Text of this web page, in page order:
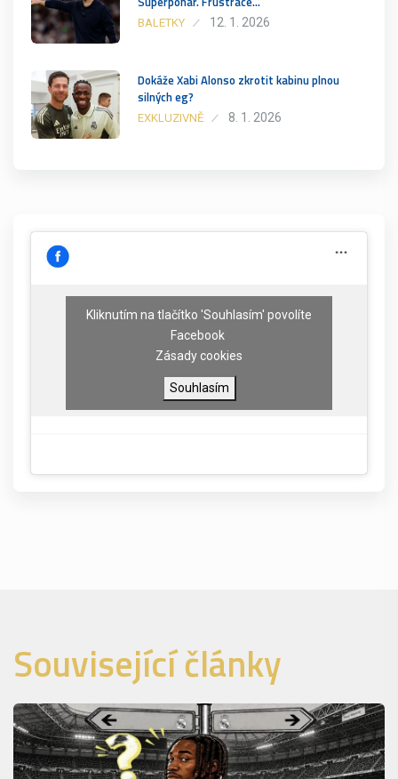
BALETKY 12. 1. 2026
Dokáže Xabi Alonso zkrotit kabinu plnou
silných eg?
EXKLUZIVNĚ 8. 1. 2026
Kliknutím na tlačítko 'Souhlasím' povolíte
Facebook
Zásady cookies
Souhlasím
Související články